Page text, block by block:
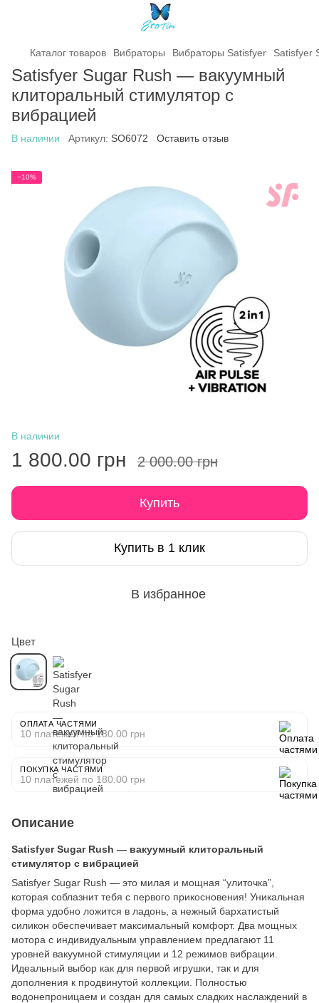
Каталог товаров Вибраторы Вибраторы Satisfyer Satisfyer
Satisfyer Sugar Rush — вакуумный
клиторальный стимулятор с
вибрацией
В наличии Артикул: SO6072 Оставить отзыв
−10%
В наличии
1 800.00 грн 2 000.00 грн
Купить
Купить в 1 клик
В избранное
Цвет
ОПЛАТА ЧАСТЯМИ
10 платежей по 180.00 грн
ПОКУПКА ЧАСТЯМИ
10 платежей по 180.00 грн
Описание
Satisfyer Sugar Rush — вакуумный клиторальный
стимулятор с вибрацией
Satisfyer Sugar Rush — это милая и мощная “улиточка”,
которая соблазнит тебя с первого прикосновения! Уникальная
форма удобно ложится в ладонь, а нежный бархатистый
силикон обеспечивает максимальный комфорт. Два мощных
мотора с индивидуальным управлением предлагают 11
уровней вакуумной стимуляции и 12 режимов вибрации.
Идеальный выбор как для первой игрушки, так и для
дополнения к продвинутой коллекции. Полностью
водонепроницаем и создан для самых сладких наслаждений в